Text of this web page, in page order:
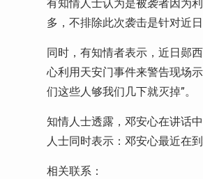
有知情人士认为是被袭者因为
多，不排除此次袭击是针对近
同时，有知情者表示，近日郧
心利用天安门事件来警告现场
们这些人够我们几下就灭掉”。
知情人士透露，邓安心在讲话
人士同时表示：邓安心最近在
相关联系：